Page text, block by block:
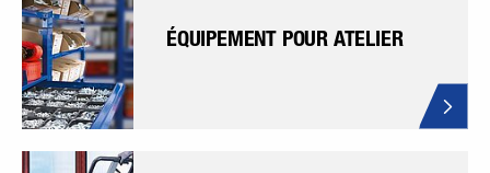
ÉQUIPEMENT POUR ATELIER